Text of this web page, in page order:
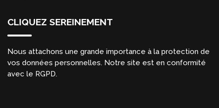
CLIQUEZ SEREINEMENT
Nous attachons une grande importance à la protection de
vos données personnelles. Notre site est en conformité
avec le RGPD.